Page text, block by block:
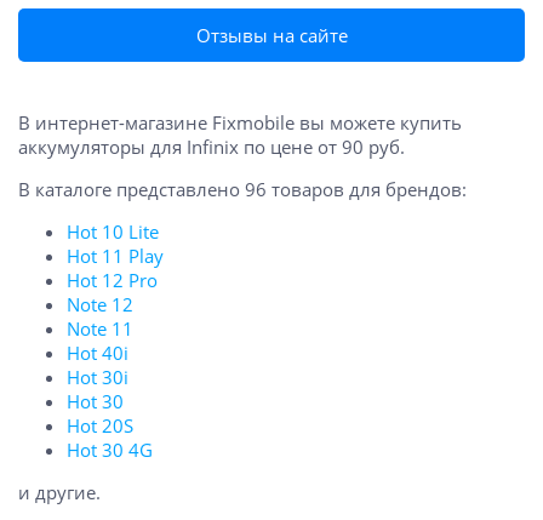
Отзывы на сайте
В интернет-магазине Fixmobile вы можете купить
аккумуляторы для Infinix по цене от 90 руб.
В каталоге представлено 96 товаров для брендов:
Hot 10 Lite
Hot 11 Play
Hot 12 Pro
Note 12
Note 11
Hot 40i
Hot 30i
Hot 30
Hot 20S
Hot 30 4G
и другие.